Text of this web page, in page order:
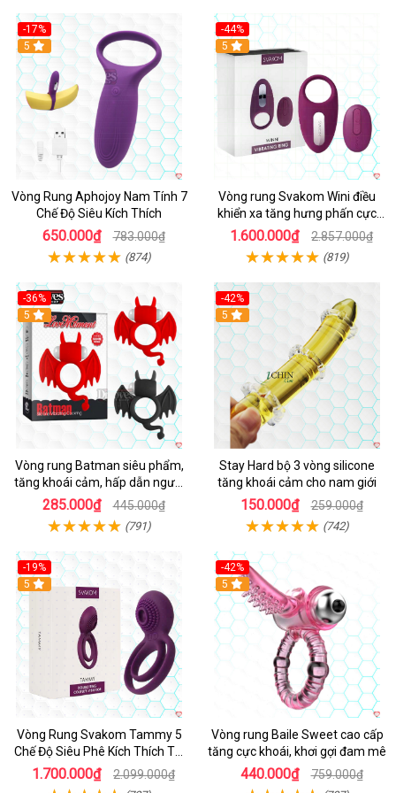
-17%
Hot
5
Vòng Rung Aphojoy Nam Tính 7
Chế Độ Siêu Kích Thích
650.000₫ 783.000₫
(874)
-44%
5
Vòng rung Svakom Wini điều
khiển xa tăng hưng phấn cực
đỉnh
1.600.000₫ 2.857.000₫
(819)
-36%
5
Vòng rung Batman siêu phẩm,
tăng khoái cảm, hấp dẫn người
dùng
285.000₫ 445.000₫
(791)
-42%
5
Stay Hard bộ 3 vòng silicone
tăng khoái cảm cho nam giới
150.000₫ 259.000₫
(742)
-19%
5
Vòng Rung Svakom Tammy 5
Chế Độ Siêu Phê Kích Thích Tối
Đa
1.700.000₫ 2.099.000₫
-42%
5
Vòng rung Baile Sweet cao cấp
tăng cực khoái, khơi gợi đam mê
440.000₫ 759.000₫